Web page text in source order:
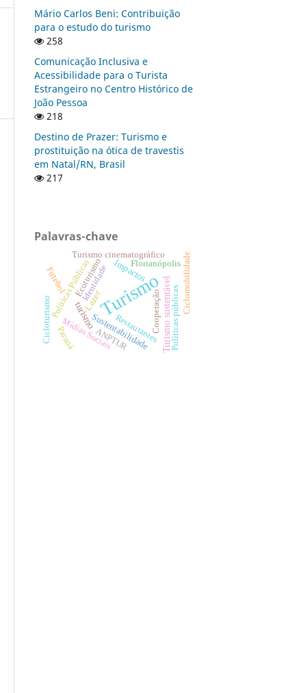
Mário Carlos Beni: Contribuição
para o estudo do turismo
258
Comunicação Inclusiva e
Acessibilidade para o Turista
Estrangeiro no Centro Histórico de
João Pessoa
218
Destino de Prazer: Turismo e
prostituição na ótica de travestis
em Natal/RN, Brasil
217
Palavras-chave
TurismoTurismo sustentável
turismo
Impactos
Lazer
Sustentabilidade
Ecoturismo Florianópolis
Turismo cinematográfico
Mídias Sociais Políticas públicas
Restaurantes
Paraná
Políticas PúblicasIdentidade
Futebol
ANPTUR
Ciclomobilidade
Cicloturismo Cooperação